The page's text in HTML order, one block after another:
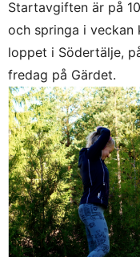
Startavgiften är på
och springa i veckan
loppet i Södertälje,
fredag på Gärdet.